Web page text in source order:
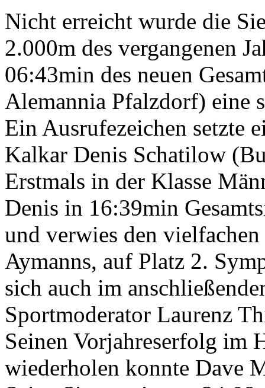
Nicht erreicht wurde die
2.000m des vergangenen
06:43min des neuen
Alemannia Pfalzdorf) eine
Ein Ausrufezeichen setzte
Kalkar Denis Schatilow
Erstmals in der Klasse
Denis in 16:39min
und verwies den
Aymanns, auf Platz 2.
sich auch im
Sportmoderator Laurenz
Seinen Vorjahreserfolg im
wiederholen konnte Dave